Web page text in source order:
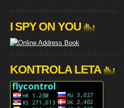
I SPY ON YOU
KONTROLA LETA